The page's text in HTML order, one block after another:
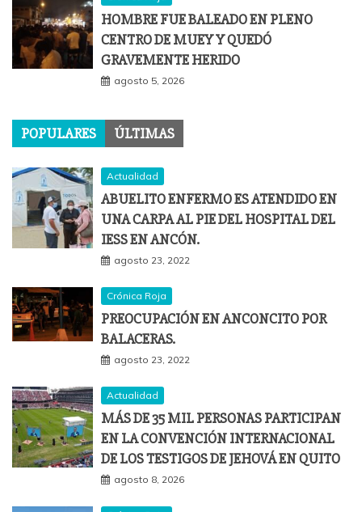
HOMBRE FUE BALEADO EN PLENO
CENTRO DE MUEY Y QUEDÓ
GRAVEMENTE HERIDO
agosto 5, 2026
POPULARES ÚLTIMAS
Actualidad
ABUELITO ENFERMO ES ATENDIDO EN
UNA CARPA AL PIE DEL HOSPITAL DEL
IESS EN ANCÓN.
agosto 23, 2022
Crónica Roja
PREOCUPACIÓN EN ANCONCITO POR
BALACERAS.
agosto 23, 2022
Actualidad
MÁS DE 35 MIL PERSONAS PARTICIPAN
EN LA CONVENCIÓN INTERNACIONAL
DE LOS TESTIGOS DE JEHOVÁ EN QUITO
agosto 8, 2026